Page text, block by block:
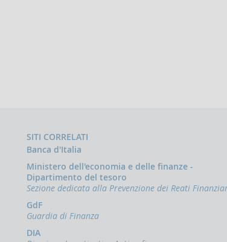
SITI CORRELATI
Banca d'Italia
Ministero dell'economia e delle finanze -
Dipartimento del tesoro
Sezione dedicata alla Prevenzione dei Reati
GdF
Guardia di Finanza
DIA